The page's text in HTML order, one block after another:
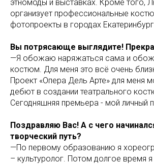
этномоды и выставках. Кроме того,
организует профессиональные
фотопроекты в городах
Вы потрясающе выглядите!
—Я обожаю наряжаться сама и
костюм. Для меня это всё очень
Проект «Опера Дель Арте» для меня
дебют в создании театрального
Сегодняшняя премьера - мой личный
Поздравляю Вас! А с чего
творческий путь?
—По первому образованию я
– культуролог. Потом долгое время